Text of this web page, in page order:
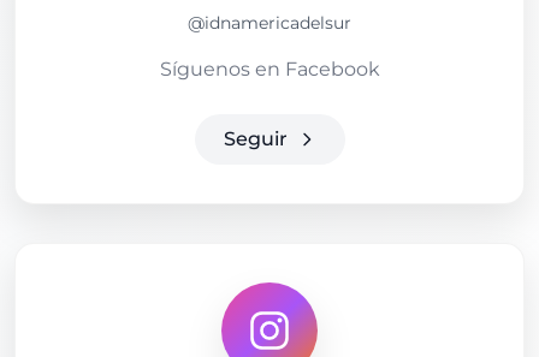
@idnamericadelsur
Síguenos en Facebook
Seguir